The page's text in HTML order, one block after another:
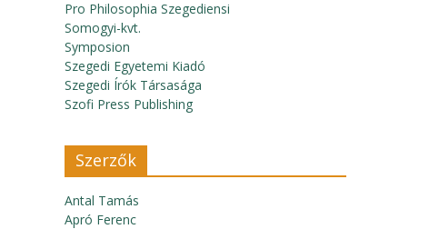
Pro Philosophia Szegediensi
Somogyi-kvt.
Symposion
Szegedi Egyetemi Kiadó
Szegedi Írók Társasága
Szofi Press Publishing
Szerzők
Antal Tamás
Apró Ferenc